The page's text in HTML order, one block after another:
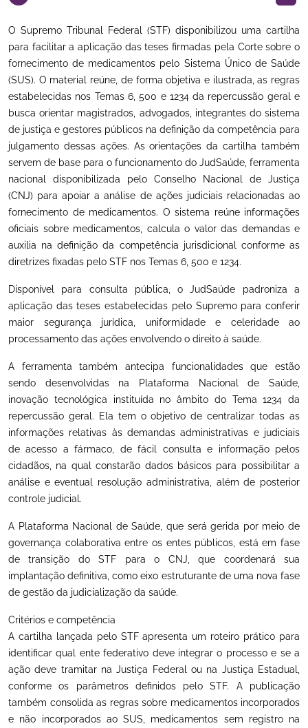
O Supremo Tribunal Federal (STF) disponibilizou uma cartilha
para facilitar a aplicação das teses firmadas pela Corte sobre o
fornecimento de medicamentos pelo Sistema Único de Saúde
(SUS). O material reúne, de forma objetiva e ilustrada, as regras
estabelecidas nos Temas 6, 500 e 1234 da repercussão geral e
busca orientar magistrados, advogados, integrantes do sistema
de justiça e gestores públicos na definição da competência para
julgamento dessas ações. As orientações da cartilha também
servem de base para o funcionamento do JudSaúde, ferramenta
nacional disponibilizada pelo Conselho Nacional de Justiça
(CNJ) para apoiar a análise de ações judiciais relacionadas ao
fornecimento de medicamentos. O sistema reúne informações
oficiais sobre medicamentos, calcula o valor das demandas e
auxilia na definição da competência jurisdicional conforme as
diretrizes fixadas pelo STF nos Temas 6, 500 e 1234.
Disponível para consulta pública, o JudSaúde padroniza a
aplicação das teses estabelecidas pelo Supremo para conferir
maior segurança jurídica, uniformidade e celeridade ao
processamento das ações envolvendo o direito à saúde.
A ferramenta também antecipa funcionalidades que estão
sendo desenvolvidas na Plataforma Nacional de Saúde,
inovação tecnológica instituída no âmbito do Tema 1234 da
repercussão geral. Ela tem o objetivo de centralizar todas as
informações relativas às demandas administrativas e judiciais
de acesso a fármaco, de fácil consulta e informação pelos
cidadãos, na qual constarão dados básicos para possibilitar a
análise e eventual resolução administrativa, além de posterior
controle judicial.
A Plataforma Nacional de Saúde, que será gerida por meio de
governança colaborativa entre os entes públicos, está em fase
de transição do STF para o CNJ, que coordenará sua
implantação definitiva, como eixo estruturante de uma nova fase
de gestão da judicialização da saúde.
Critérios e competência
A cartilha lançada pelo STF apresenta um roteiro prático para
identificar qual ente federativo deve integrar o processo e se a
ação deve tramitar na Justiça Federal ou na Justiça Estadual,
conforme os parâmetros definidos pelo STF. A publicação
também consolida as regras sobre medicamentos incorporados
e não incorporados ao SUS, medicamentos sem registro na